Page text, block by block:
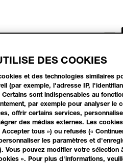
03
DES COOKIES
et des technologies similaires
(par exemple, l'adresse IP,
sont indispensables au
par exemple pour analyser le
offrir certains services,
des médias externes. Les
tous ») ou refusés («
les paramètres et
Vous pouvez modifier votre sélection
». Pour plus d'informations,